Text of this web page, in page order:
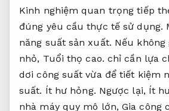
Kinh nghiệm quan trọng tiếp
đúng yêu cầu thực tế sử dụng.
năng suất sản xuất. Nếu không
nhỏ, Tuổi thọ cao. chỉ cần lựa
dơi công suất vừa để tiết kiệm
suất. Ít hư hỏng. Ngược lại, Ít
nhà máy quy mô lớn,Gia công